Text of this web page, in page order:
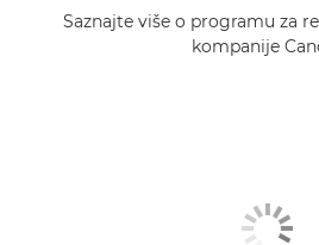
Saznajte više o programu za
kompanije